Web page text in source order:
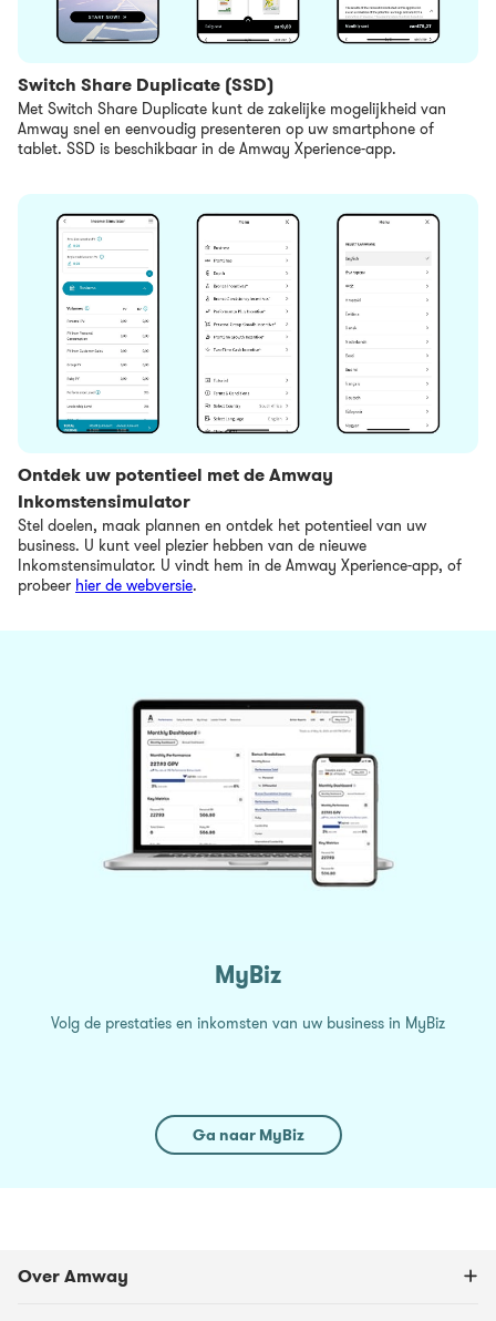
Switch Share Duplicate (SSD)
Met Switch Share Duplicate kunt de zakelijke mogelijkheid van
Amway snel en eenvoudig presenteren op uw smartphone of
tablet. SSD is beschikbaar in de Amway Xperience-app.
Ontdek uw potentieel met de Amway
Inkomstensimulator
Stel doelen, maak plannen en ontdek het potentieel van uw
business. U kunt veel plezier hebben van de nieuwe
Inkomstensimulator. U vindt hem in de Amway Xperience-app, of
probeer hier de webversie.
MyBiz
Volg de prestaties en inkomsten van uw business in MyBiz
Ga naar MyBiz
Over Amway